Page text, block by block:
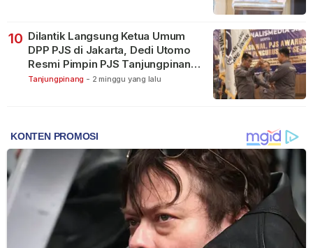
10 Dilantik Langsung Ketua Umum
DPP PJS di Jakarta, Dedi Utomo
Resmi Pimpin PJS Tanjungpinang-
Bintan
Tanjungpinang - 2 minggu yang lalu